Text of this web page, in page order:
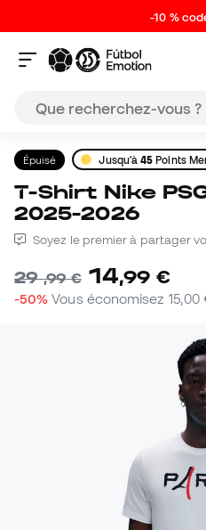
-10 %
Épuisé Jusqu'à45 Points
T-Shirt Nike PSG Fanswear
2025-2026
Soyez le premier à partager
29,99 € 14,99 €
-50% Vous économisez 15,00